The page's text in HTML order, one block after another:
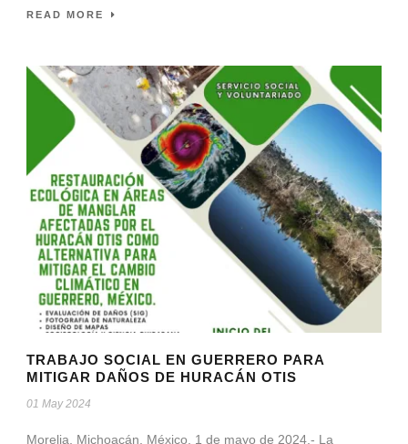
READ MORE
TRABAJO SOCIAL EN GUERRERO PARA
MITIGAR DAÑOS DE HURACÁN OTIS
01 May 2024
Morelia, Michoacán, México, 1 de mayo de 2024.- La